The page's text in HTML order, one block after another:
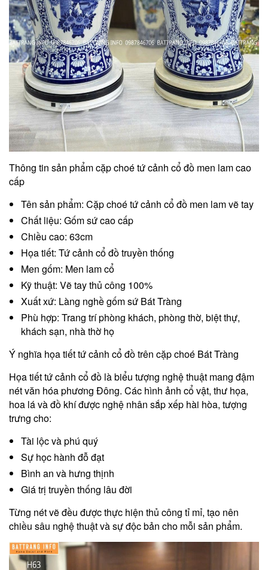
Thông tin sản phẩm cặp choé tứ cảnh cổ đồ men lam cao
cấp
Tên sản phẩm: Cặp choé tứ cảnh cổ đồ men lam vẽ tay
Chất liệu: Gốm sứ cao cấp
Chiều cao: 63cm
Họa tiết: Tứ cảnh cổ đồ truyền thống
Men gốm: Men lam cổ
Kỹ thuật: Vẽ tay thủ công 100%
Xuất xứ: Làng nghề gốm sứ Bát Tràng
Phù hợp: Trang trí phòng khách, phòng thờ, biệt thự,
khách sạn, nhà thờ họ
Ý nghĩa họa tiết tứ cảnh cổ đồ trên cặp choé Bát Tràng
Họa tiết tứ cảnh cổ đồ là biểu tượng nghệ thuật mang đậm
nét văn hóa phương Đông. Các hình ảnh cổ vật, thư họa,
hoa lá và đồ khí được nghệ nhân sắp xếp hài hòa, tượng
trưng cho:
Tài lộc và phú quý
Sự học hành đỗ đạt
Bình an và hưng thịnh
Giá trị truyền thống lâu đời
Từng nét vẽ đều được thực hiện thủ công tỉ mỉ, tạo nên
chiều sâu nghệ thuật và sự độc bản cho mỗi sản phẩm.